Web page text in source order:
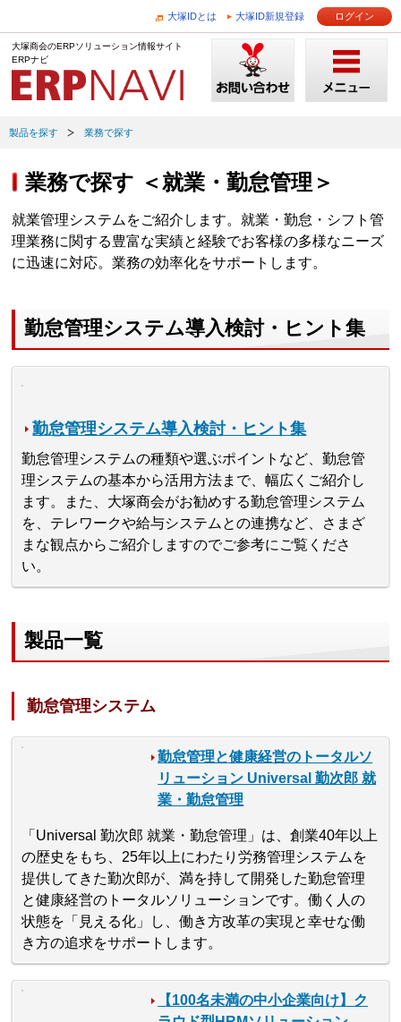
大塚IDとは 大塚ID新規登録 ログイン
大塚商会のERPソリューション情報サイト
ERPナビ
製品を探す 業務で探す
業務で探す ＜就業・勤怠管理＞
就業管理システムをご紹介します。就業・勤怠・シフト管
理業務に関する豊富な実績と経験でお客様の多様なニーズ
に迅速に対応。業務の効率化をサポートします。
勤怠管理システム導入検討・ヒント集
勤怠管理システム導入検討・ヒント集
勤怠管理システムの種類や選ぶポイントなど、勤怠管
理システムの基本から活用方法まで、幅広くご紹介し
ます。また、大塚商会がお勧めする勤怠管理システム
を、テレワークや給与システムとの連携など、さまざ
まな観点からご紹介しますのでご参考にご覧くださ
い。
製品一覧
勤怠管理システム
勤怠管理と健康経営のトータルソ
リューション Universal 勤次郎 就
業・勤怠管理
「Universal 勤次郎 就業・勤怠管理」は、創業40年以上
の歴史をもち、25年以上にわたり労務管理システムを
提供してきた勤次郎が、満を持して開発した勤怠管理
と健康経営のトータルソリューションです。働く人の
状態を「見える化」し、働き方改革の実現と幸せな働
き方の追求をサポートします。
【100名未満の中小企業向け】ク